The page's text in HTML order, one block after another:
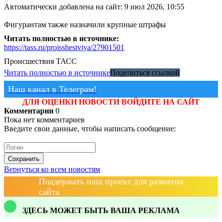
Автоматически добавлена на сайт: 9 июл 2026, 10:55
Фигурантам также назначили крупные штрафы
Читать полностью в источнике:
https://tass.ru/proisshestviya/27901501
Происшествия ТАСС
Читать полностью в источникеПоделиться ссылкой
Наш канал в Телеграм!
ДЛЯ ОЦЕНКИ НОВОСТИ ВОЙДИТЕ НА САЙТ
Комментарии 0
Пока нет комментариев
Введите свои данные, чтобы написать сообщение:
Сохранить
Вернуться ко всем новостям
Поддержать наш проект для развития
сайта
ЗДЕСЬ МОЖЕТ БЫТЬ ВАША РЕКЛАМА